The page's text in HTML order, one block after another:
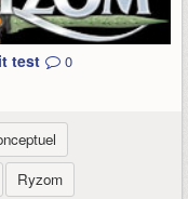
test 0
Ryzom